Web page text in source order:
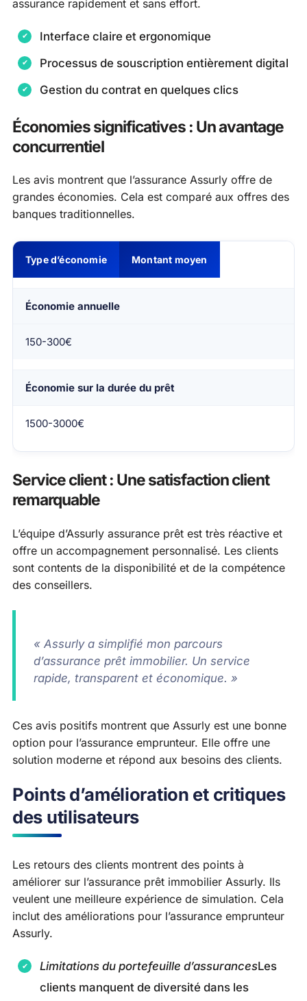
assurance rapidement et sans effort.
Interface claire et ergonomique
Processus de souscription entièrement digital
Gestion du contrat en quelques clics
Économies significatives : Un avantage
concurrentiel
Les avis montrent que l’assurance Assurly offre de
grandes économies. Cela est comparé aux offres des
banques traditionnelles.
Type d’économie Montant moyen
Économie annuelle
150-300€
Économie sur la durée du prêt
1500-3000€
Service client : Une satisfaction client
remarquable
L’équipe d’Assurly assurance prêt est très réactive et
offre un accompagnement personnalisé. Les clients
sont contents de la disponibilité et de la compétence
des conseillers.
« Assurly a simplifié mon parcours
d’assurance prêt immobilier. Un service
rapide, transparent et économique. »
Ces avis positifs montrent que Assurly est une bonne
option pour l’assurance emprunteur. Elle offre une
solution moderne et répond aux besoins des clients.
Points d’amélioration et critiques
des utilisateurs
Les retours des clients montrent des points à
améliorer sur l’assurance prêt immobilier Assurly. Ils
veulent une meilleure expérience de simulation. Cela
inclut des améliorations pour l’assurance emprunteur
Assurly.
Limitations du portefeuille d’assurancesLes
clients manquent de diversité dans les